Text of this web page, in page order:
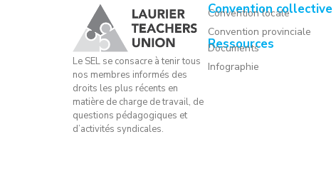
Le SEL se consacre à tenir tous
nos membres informés des
droits les plus récents en
matière de charge de travail, de
questions pédagogiques et
d’activités syndicales.
Convention collective
Convention locale
Convention provinciale
Ressources
Documents
Infographie